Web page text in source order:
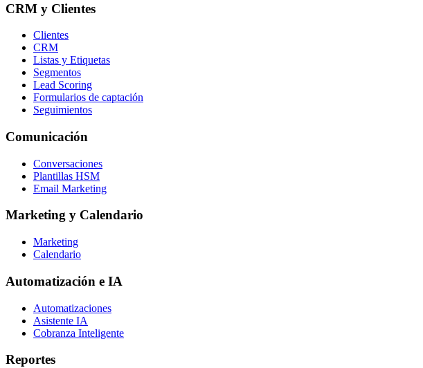
CRM y Clientes
Clientes
CRM
Listas y Etiquetas
Segmentos
Lead Scoring
Formularios de captación
Seguimientos
Comunicación
Conversaciones
Plantillas HSM
Email Marketing
Marketing y Calendario
Marketing
Calendario
Automatización e IA
Automatizaciones
Asistente IA
Cobranza Inteligente
Reportes